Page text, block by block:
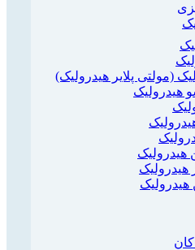
(مولتی پلایر هیدرولیک)
هیدرولیک
هیدرولیک
هیدرولیک
هیدرولیک